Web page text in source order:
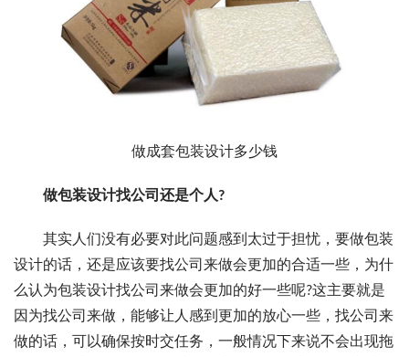
做成套包装设计多少钱
做包装设计找公司还是个人?
其实人们没有必要对此问题感到太过于担忧，要做包装
设计的话，还是应该要找公司来做会更加的合适一些，为什
么认为包装设计找公司来做会更加的好一些呢?这主要就是
因为找公司来做，能够让人感到更加的放心一些，找公司来
做的话，可以确保按时交任务，一般情况下来说不会出现拖